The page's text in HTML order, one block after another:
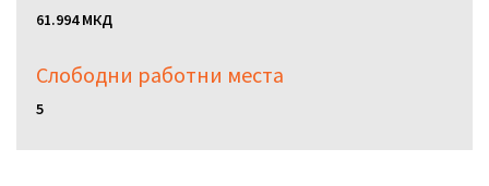
61.994 МКД
Слободни работни местa
5